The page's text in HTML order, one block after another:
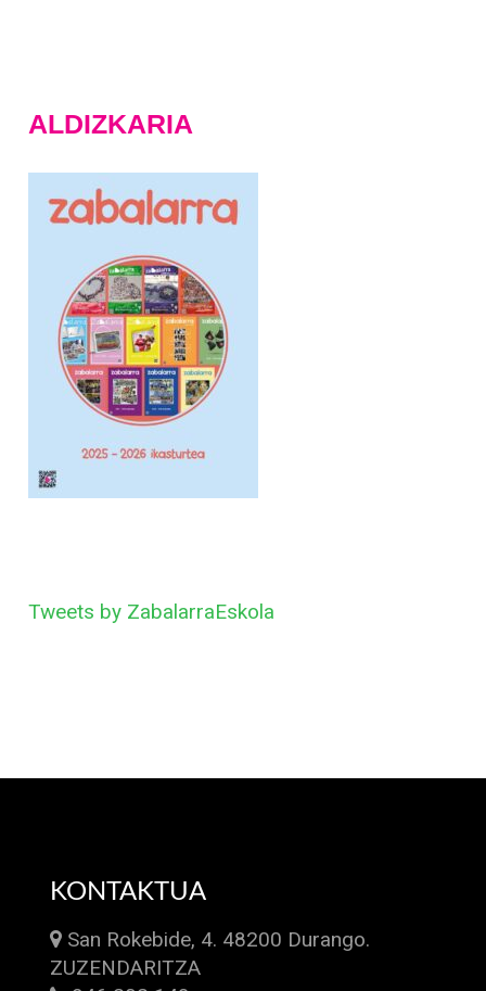
ALDIZKARIA
Tweets by ZabalarraEskola
KONTAKTUA
San Rokebide, 4. 48200 Durango.
ZUZENDARITZA